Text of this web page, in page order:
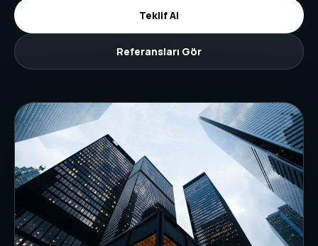
Teklif Al
Referansları Gör